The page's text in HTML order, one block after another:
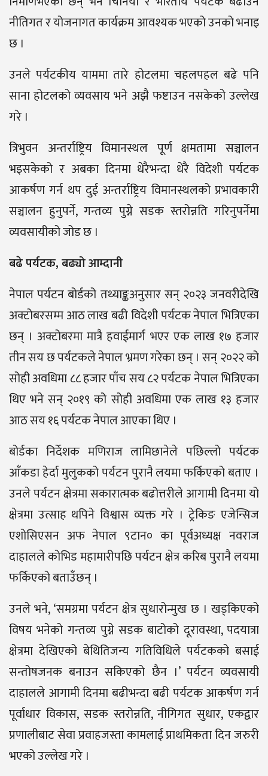
नीतिगत र योजनागत कार्यक्रम आवश्यक भएको उनको भनाइ
छ ।
उनले पर्यटकीय याममा तारे होटलमा चहलपहल बढे पनि
साना होटलको व्यवसाय भने अझै फष्टाउन नसकेको उल्लेख
गरे ।
त्रिभुवन अन्तर्राष्ट्रिय विमानस्थल पूर्ण क्षमतामा सञ्चालन
भइसकेको र अबका दिनमा धेरैभन्दा धेरै विदेशी पर्यटक
आकर्षण गर्न थप दुई अन्तर्राष्ट्रिय विमानस्थलको प्रभावकारी
सञ्चालन हुनुपर्ने, गन्तव्य पुग्ने सडक स्तरोन्नति गरिनुपर्नेमा
व्यवसायीको जोड छ ।
बढे पर्यटक, बढ्यो आम्दानी
नेपाल पर्यटन बोर्डको तथ्याङ्कअनुसार सन् २०२३ जनवरीदेखि
अक्टोबरसम्म आठ लाख बढी विदेशी पर्यटक नेपाल भित्रिएका
छन् । अक्टोबरमा मात्रै हवाईमार्ग भएर एक लाख १७ हजार
तीन सय छ पर्यटकले नेपाल भ्रमण गरेका छन् । सन् २०२२ को
सोही अवधिमा ८८ हजार पाँच सय ८२ पर्यटक नेपाल भित्रिएका
थिए भने सन् २०१९ को सोही अवधिमा एक लाख १३ हजार
आठ सय १६ पर्यटक नेपाल आएका थिए ।
बोर्डका निर्देशक मणिराज लामिछानेले पछिल्लो पर्यटक
आँकडा हेर्दा मुलुकको पर्यटन पुरानै लयमा फर्किएको बताए ।
उनले पर्यटन क्षेत्रमा सकारात्मक बढोत्तरीले आगामी दिनमा यो
क्षेत्रमा उत्साह थपिने विश्वास व्यक्त गरे । ट्रेकिङ एजेन्सिज
एशोसिएसन अफ नेपाल ९टान० का पूर्वअध्यक्ष नवराज
दाहालले कोभिड महामारीपछि पर्यटन क्षेत्र करिब पुरानै लयमा
फर्किएको बताउँछन् ।
उनले भने, ‘समग्रमा पर्यटन क्षेत्र सुधारोन्मुख छ । खड्किएको
विषय भनेको गन्तव्य पुग्ने सडक बाटोको दूरावस्था, पदयात्रा
क्षेत्रमा देखिएको बेथितिजन्य गतिविधिले पर्यटकको बसाई
सन्तोषजनक बनाउन सकिएको छैन ।’ पर्यटन व्यवसायी
दाहालले आगामी दिनमा बढीभन्दा बढी पर्यटक आकर्षण गर्न
पूर्वाधार विकास, सडक स्तरोन्नति, नीगिगत सुधार, एकद्वार
प्रणालीबाट सेवा प्रवाहजस्ता कामलाई प्राथमिकता दिन जरुरी
भएको उल्लेख गरे ।